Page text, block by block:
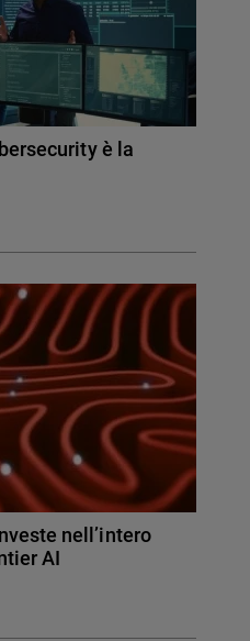
è la
nell’intero
AI